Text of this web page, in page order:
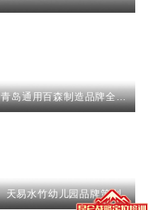
青岛通用百森制造品牌全案
天易水竹幼儿园品牌策划